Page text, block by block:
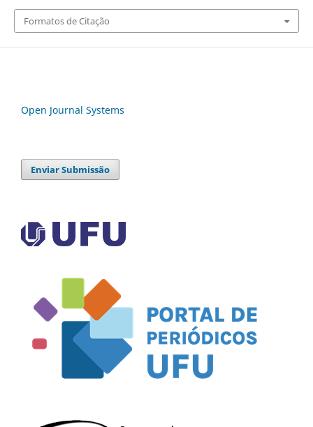
Formatos de Citação
Open Journal Systems
Enviar Submissão